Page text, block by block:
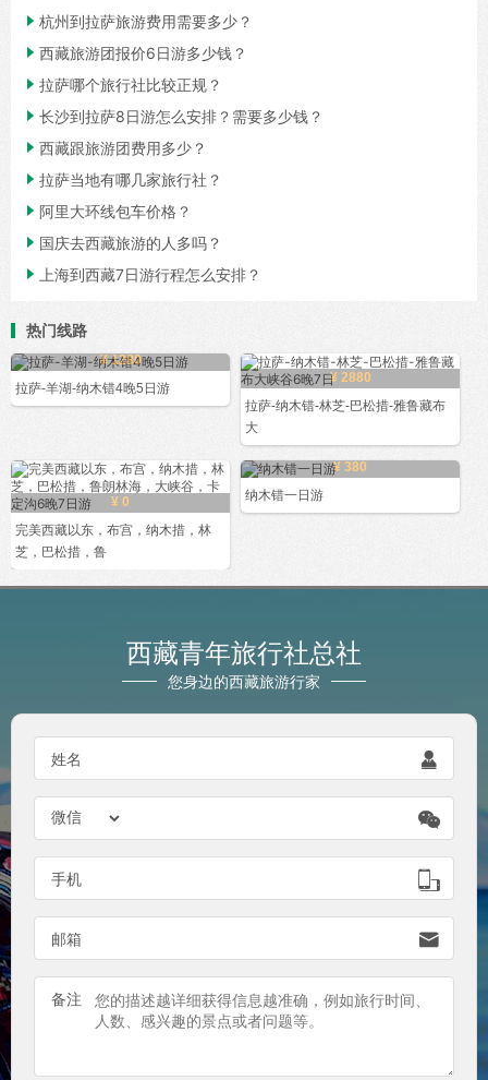
 杭州到拉萨旅游费用需要多少？
 西藏旅游团报价6日游多少钱？
 拉萨哪个旅行社比较正规？
 长沙到拉萨8日游怎么安排？需要多少钱？
 西藏跟旅游团费用多少？
 拉萨当地有哪几家旅行社？
 阿里大环线包车价格？
 国庆去西藏旅游的人多吗？
 上海到西藏7日游行程怎么安排？
热门线路
¥ 1280
拉萨-羊湖-纳木错4晚5日游
¥ 2880
拉萨-纳木错-林芝-巴松措-雅鲁藏布
大
¥ 0
完美西藏以东，布宫，纳木措，林
芝，巴松措，鲁
¥ 380
纳木错一日游
西藏青年旅行社总社
您身边的西藏旅游行家
姓名 

手机 
邮箱 
备注